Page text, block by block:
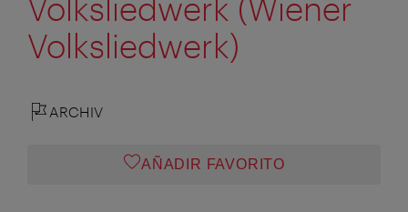
Volksliedwerk (Wiener
Volksliedwerk)
ARCHIV
AÑADIR FAVORITO